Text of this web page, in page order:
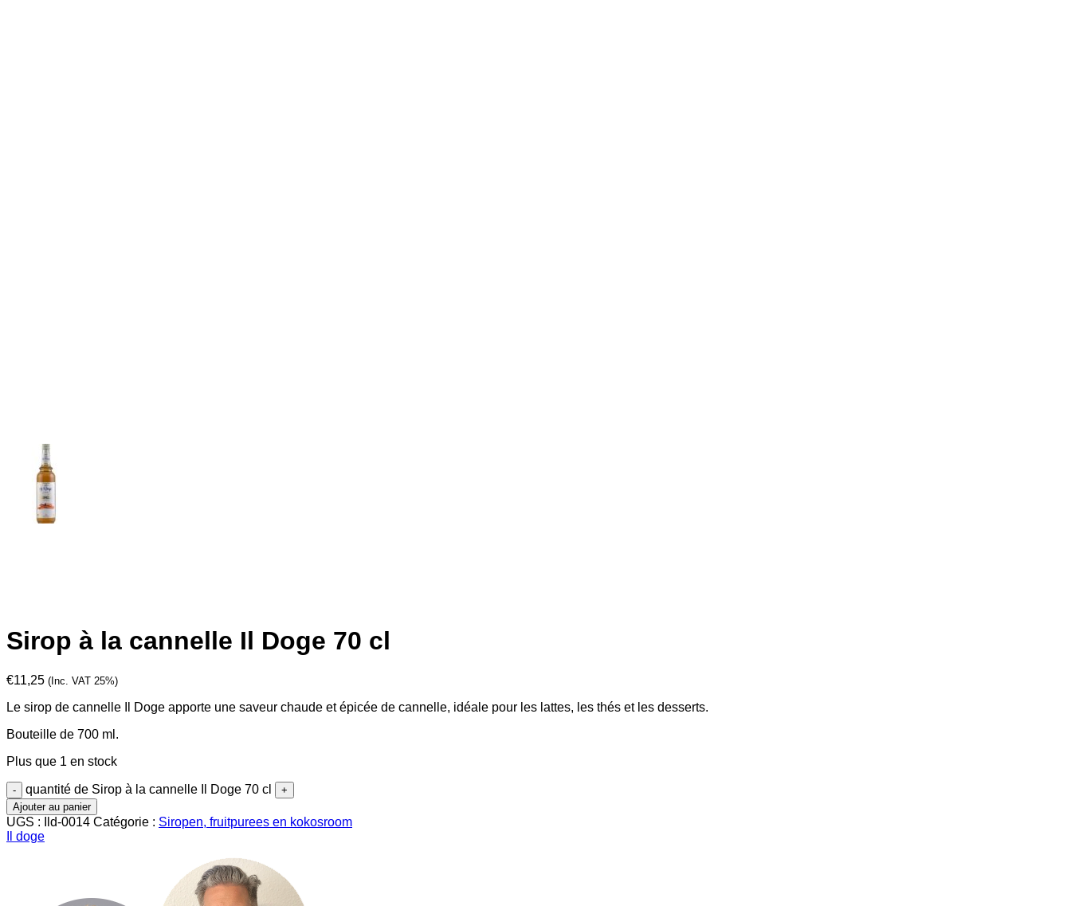
Sirop à la cannelle Il Doge 70 cl
€11,25 (Inc. VAT 25%)
Le sirop de cannelle Il Doge apporte une saveur chaude et épicée de cannelle, idéale pour les lattes, les thés et les desserts.
Bouteille de 700 ml.
Plus que 1 en stock
quantité de Sirop à la cannelle Il Doge 70 cl
Ajouter au panier
UGS : Ild-0014 Catégorie : Siropen, fruitpurees en kokosroom
Il doge